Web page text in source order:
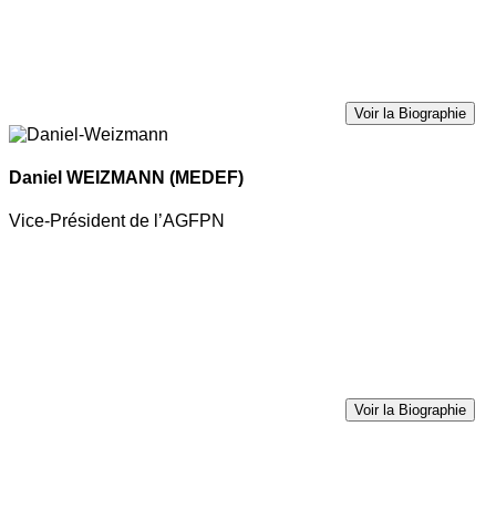
Voir la Biographie
Daniel WEIZMANN (MEDEF)
Vice-Président de l’AGFPN
Voir la Biographie